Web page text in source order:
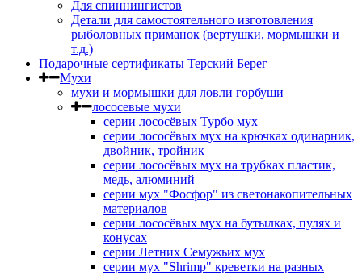
Для спиннингистов
Детали для самостоятельного изготовления
рыболовных приманок (вертушки, мормышки и
т.д.)
Подарочные сертификаты Терский Берег
Мухи
мухи и мормышки для ловли горбуши
лососевые мухи
серии лососёвых Турбо мух
серии лососёвых мух на крючках одинарник,
двойник, тройник
серии лососёвых мух на трубках пластик,
медь, алюминий
серии мух "Фосфор" из светонакопительных
материалов
серии лососёвых мух на бутылках, пулях и
конусах
серии Летних Семужьих мух
серии мух "Shrimp" креветки на разных